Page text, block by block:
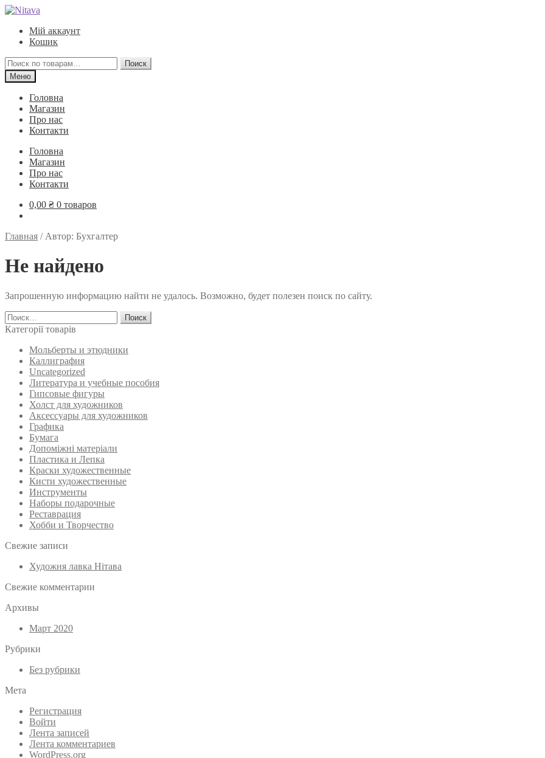
Перейти
навигации
Перейти
содержимому
Мій аккаунт
Кошик
Искать:
Поиск
Меню
Головна
Магазин
Про нас
Контакти
Головна
Магазин
Про нас
Контакти
0,00 ₴ 0 товаров
Главная / Автор: Бухгалтер
Не найдено
Запрошенную информацию найти не удалось. Возможно, будет полезен поиск по сайту.
Найти:
Категорії товарів
Мольберты и этюдники
Каллиграфия
Uncategorized
Литература и учебные пособия
Гипсовые фигуры
Холст для художников
Аксессуары для художников
Графика
Бумага
Допоміжні матеріали
Пластика и Лепка
Краски художественные
Кисти художественные
Инструменты
Наборы подарочные
Реставрация
Хобби и Творчество
Свежие записи
Художня лавка Нітава
Свежие комментарии
Архивы
Март 2020
Рубрики
Без рубрики
Мета
Регистрация
Войти
Лента записей
Лента комментариев
WordPress.org